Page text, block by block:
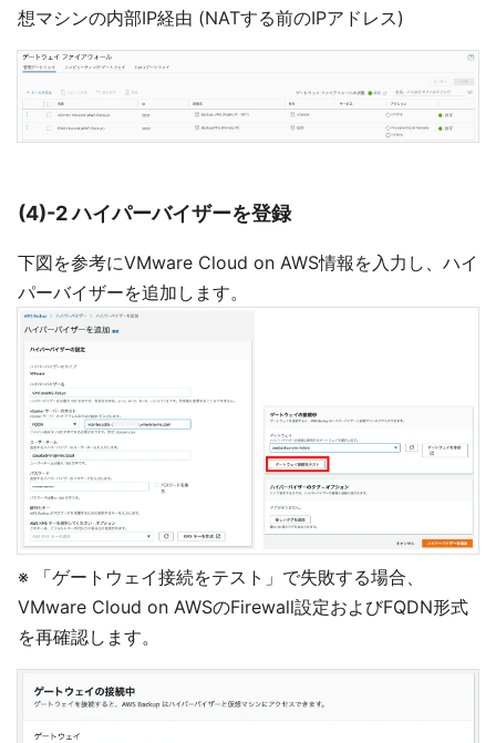
想マシンの内部IP経由 (NATする前のIPアドレス)
(4)-2 ハイパーバイザーを登録
下図を参考にVMware Cloud on AWS情報を入力し、ハイ
パーバイザーを追加します。
※ 「ゲートウェイ接続をテスト」で失敗する場合、
VMware Cloud on AWSのFirewall設定およびFQDN形式
を再確認します。